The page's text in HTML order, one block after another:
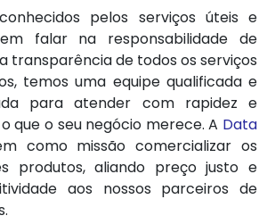
pelos serviços úteis e
falar na responsabilidade de
transparência de todos os serviços
temos uma equipe qualificada e
para atender com rapidez e
que o seu negócio merece. A Data
como missão comercializar os
produtos, aliando preço justo e
aos nossos parceiros de